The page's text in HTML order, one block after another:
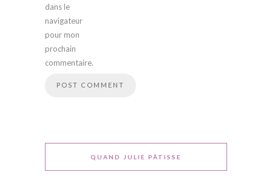
dans le
navigateur
pour mon
prochain
commentaire.
QUAND JULIE PÂTISSE